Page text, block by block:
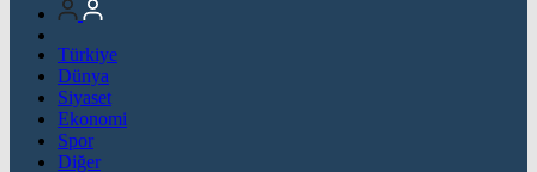
Türkiye
Dünya
Siyaset
Ekonomi
Spor
Diğer